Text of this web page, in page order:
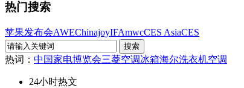
热门搜索
苹果发布会AWEChinajoyIFAmwcCES AsiaCES
热词： 中国家电博览会三菱空调冰箱海尔洗衣机空调
24小时热文